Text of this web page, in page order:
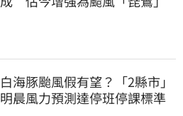
白海豚颱風假有望？「2縣市」
明晨風力預測達停班停課標準